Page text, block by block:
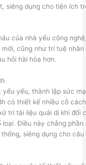
siêng dụng cho tiện ích
của nhà yếu công
cũng như trí tuệ
hỏi hài hòa hơn.
yếu, thành lập sức
có thiết kế nhiều cỗ
trí tài liệu quái dị khi đối
Điều này chẳng
siêng dụng cho